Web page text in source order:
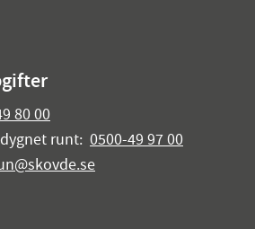
80 00
runt: 0500-49 97 00